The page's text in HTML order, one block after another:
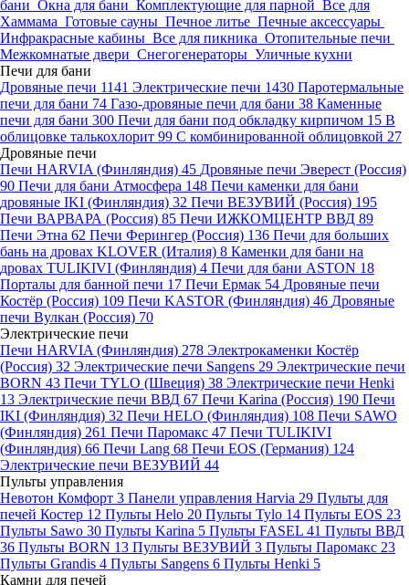
бани Окна для бани Комплектующие для парной Все для
Хаммама Готовые сауны Печное литье Печные аксессуары
Инфракрасные кабины Все для пикника Отопительные печи
Межкомнатые двери Снегогенераторы Уличные кухни
Печи для бани
Дровяные печи 1141 Электрические печи 1430 Паротермальные
печи для бани 74 Газо-дровяные печи для бани 38 Каменные
печи для бани 300 Печи для бани под обкладку кирпичом 15 В
облицовке талькохлорит 99 С комбинированной облицовкой 27
Дровяные печи
Печи HARVIA (Финляндия) 45 Дровяные печи Эверест (Россия)
90 Печи для бани Атмосфера 148 Печи каменки для бани
дровяные IKI (Финляндия) 32 Печи ВЕЗУВИЙ (Россия) 195
Печи ВАРВАРА (Россия) 85 Печи ИЖКОМЦЕНТР ВВД 89
Печи Этна 62 Печи Ферингер (Россия) 136 Печи для больших
бань на дровах KLOVER (Италия) 8 Каменки для бани на
дровах TULIKIVI (Финляндия) 4 Печи для бани ASTON 18
Порталы для банной печи 17 Печи Ермак 54 Дровяные печи
Костёр (Россия) 109 Печи KASTOR (Финляндия) 46 Дровяные
печи Вулкан (Россия) 70
Электрические печи
Печи HARVIA (Финляндия) 278 Электрокаменки Костёр
(Россия) 32 Электрические печи Sangens 29 Электрические печи
BORN 43 Печи TYLO (Швеция) 38 Электрические печи Henki
13 Электрические печи ВВД 67 Печи Karina (Россия) 190 Печи
IKI (Финляндия) 32 Печи HELO (Финляндия) 108 Печи SAWO
(Финляндия) 261 Печи Паромакс 47 Печи TULIKIVI
(Финляндия) 66 Печи Lang 68 Печи EOS (Германия) 124
Электрические печи ВЕЗУВИЙ 44
Пульты управления
Невотон Комфорт 3 Панели управления Harvia 29 Пульты для
печей Костер 12 Пульты Helo 20 Пульты Tylo 14 Пульты EOS 23
Пульты Sawo 30 Пульты Karina 5 Пульты FASEL 41 Пульты ВВД
36 Пульты BORN 13 Пульты ВЕЗУВИЙ 3 Пульты Паромакс 23
Пульты Grandis 4 Пульты Sangens 6 Пульты Henki 5
Камни для печей